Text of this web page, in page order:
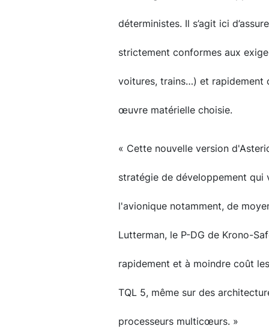
déterministes. Il s’agit ici
strictement conformes aux
voitures, trains…) et rapidement
œuvre matérielle choisie.
« Cette nouvelle version
stratégie de développement qui
l'avionique notamment, de
Lutterman, le P-DG de Krono-
rapidement et à moindre coût
TQL 5, même sur des
processeurs multicœurs. »